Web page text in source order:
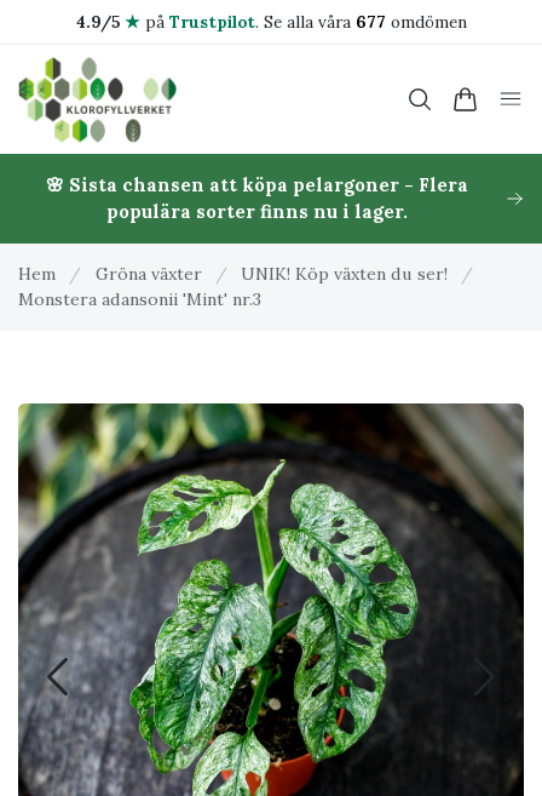
4.9/5 ★på Trustpilot. Se alla våra 677 omdömen
🌸 Sista chansen att köpa pelargoner - Flera
populära sorter finns nu i lager.
Hem / Gröna växter / UNIK! Köp växten du ser!
/
Monstera adansonii 'Mint' nr.3